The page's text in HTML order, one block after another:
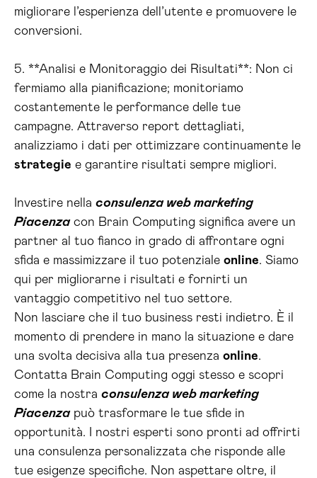
migliorare l’esperienza dell’utente e promuovere le
conversioni.
5. **Analisi e Monitoraggio dei Risultati**: Non ci
fermiamo alla pianificazione; monitoriamo
costantemente le performance delle tue
campagne. Attraverso report dettagliati,
analizziamo i dati per ottimizzare continuamente le
strategie e garantire risultati sempre migliori.
Investire nella consulenza web marketing
Piacenzacon Brain Computing significa avere un
partner al tuo fianco in grado di affrontare ogni
sfida e massimizzare il tuo potenziale online. Siamo
qui per migliorarne i risultati e fornirti un
vantaggio competitivo nel tuo settore.
Non lasciare che il tuo business resti indietro. È il
momento di prendere in mano la situazione e dare
una svolta decisiva alla tua presenza online.
Contatta Brain Computing oggi stesso e scopri
come la nostra consulenza web marketing
Piacenzapuò trasformare le tue sfide in
opportunità. I nostri esperti sono pronti ad offrirti
una consulenza personalizzata che risponde alle
tue esigenze specifiche. Non aspettare oltre, il